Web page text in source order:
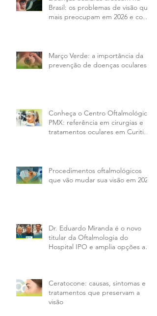
Brasil: os problemas de visão que
mais preocupam em 2026 e como
Março Verde: a importância da
prevenção de doenças oculares
Conheça o Centro Oftalmológico
PMX: referência em cirurgias e
tratamentos oculares em Curitiba
Procedimentos oftalmológicos
que vão mudar sua visão em 2026
Dr. Eduardo Miranda é o novo
titular da Oftalmologia do
Hospital IPO e amplia opções aos
Ceratocone: causas, sintomas e
tratamentos que preservam a
visão